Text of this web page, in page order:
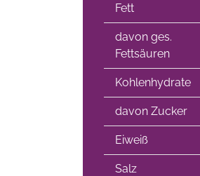
Fett
davon ges.
Fettsäuren
Kohlenhydrate
davon Zucker
Eiweiß
Salz